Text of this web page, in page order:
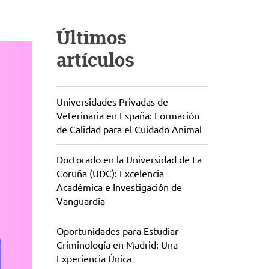
Últimos
artículos
Universidades Privadas de
Veterinaria en España: Formación
de Calidad para el Cuidado Animal
Doctorado en la Universidad de La
Coruña (UDC): Excelencia
Académica e Investigación de
Vanguardia
Oportunidades para Estudiar
Criminología en Madrid: Una
Experiencia Única